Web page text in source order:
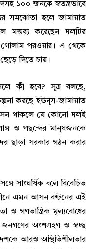
১০০ জনকে স্বতন্ত্রভাবে
সমঝোতা হলে জামায়াত
মন্তব্য করেছেন দলটির
গোলাম পরওয়ার। এ থেকে
দিতে চায়।
কী হবে? সূত্র বলছে,
করছে ইউনূস-জামায়াত
থাকলে যে কোনো দলই
ও পছন্দের মানুষজনকে
ছাড়া সরকার গঠন করার
সাংঘর্ষিক বলে বিবেচিত
এমন আসন বণ্টনের এই
ও গণতান্ত্রিক মূল্যবোধের
জনগণের অংশগ্রহণ ও স্বচ্ছ
আরও অস্থিতিশীলতার